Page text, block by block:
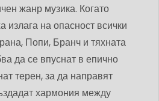
жанр музика. Когато
излага на опасност всички
Попи, Бранч и тяхната
да се впуснат в епично
терен, за да направят
хармония между